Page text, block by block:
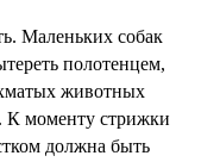
Маленьких собак
полотенцем,
животных
К моменту стрижки
должна быть